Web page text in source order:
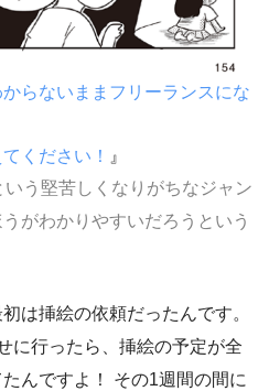
らないままフリーランスにな
ください！
』
う堅苦しくなりがちなジャン
がわかりやすいだろうという
は挿絵の依頼だったんです。
に行ったら、挿絵の予定が全
んですよ！ その1週間の間に